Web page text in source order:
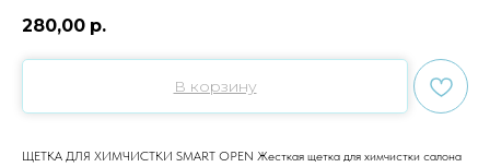
280,00 р.
В корзину
ЩЕТКА ДЛЯ ХИМЧИСТКИ SMART OPEN Жесткая щетка для химчистки салона